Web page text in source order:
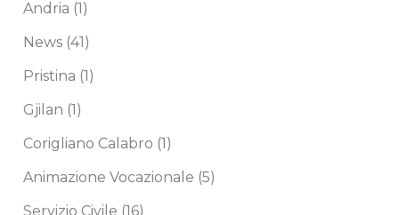
Andria (1)
News (41)
Pristina (1)
Gjilan (1)
Corigliano Calabro (1)
Animazione Vocazionale (5)
Servizio Civile (16)